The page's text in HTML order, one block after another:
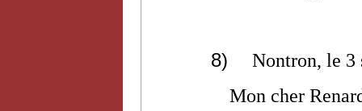
8)
Nontron, le 3
Mon cher